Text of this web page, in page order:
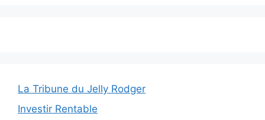
La Tribune du Jelly Rodger
Investir Rentable